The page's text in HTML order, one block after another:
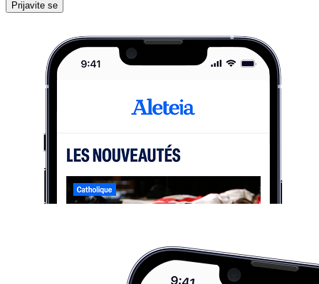
Prijavite se